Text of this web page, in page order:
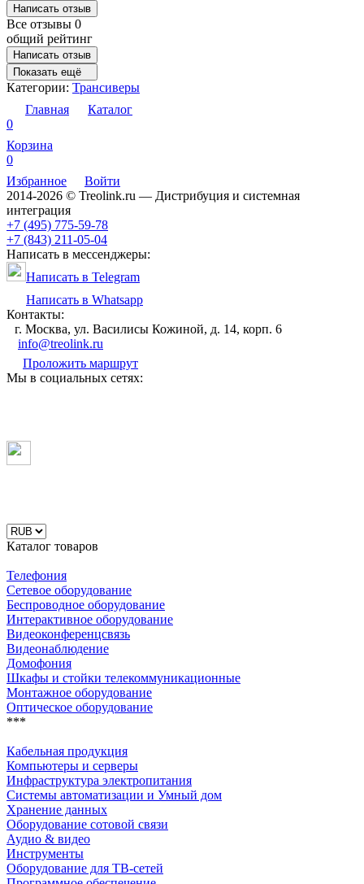
Написать отзыв
Все отзывы 0
общий рейтинг
Написать отзыв
Показать ещё
Категории: Трансиверы
Главная
Каталог
0
Корзина
0
Избранное
Войти
2014-2026 © Treolink.ru — Дистрибуция и системная
интеграция
+7 (495) 775-59-78
+7 (843) 211-05-04
Написать в мессенджеры:
Написать в Telegram
Написать в Whatsapp
Контакты:
г. Москва, ул. Василисы Кожиной, д. 14, корп. 6
info@treolink.ru
Проложить маршрут
Мы в социальных сетях:
Каталог товаров
Телефония
Сетевое оборудование
Беспроводное оборудование
Интерактивное оборудование
Видеоконференцсвязь
Видеонаблюдение
Домофония
Шкафы и стойки телекоммуникационные
Монтажное оборудование
Оптическое оборудование
***
Кабельная продукция
Компьютеры и серверы
Инфраструктура электропитания
Системы автоматизации и Умный дом
Хранение данных
Оборудование сотовой связи
Аудио & видео
Инструменты
Оборудование для ТВ-сетей